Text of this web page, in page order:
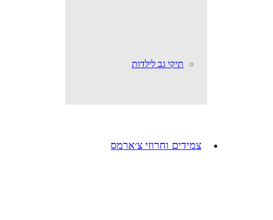
תיקי גב לילדות
צמידים וחרוזי צ׳ארמס